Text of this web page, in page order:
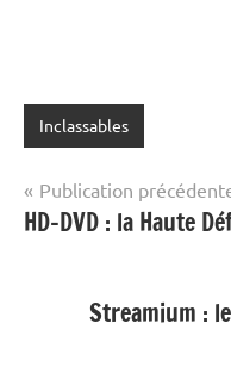
Inclassables
Navigation
de
Publication
HD-DVD : la Haute
Streamium :